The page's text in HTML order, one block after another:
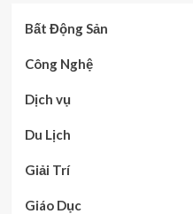
Bất Động Sản
Công Nghệ
Dịch vụ
Du Lịch
Giải Trí
Giáo Dục